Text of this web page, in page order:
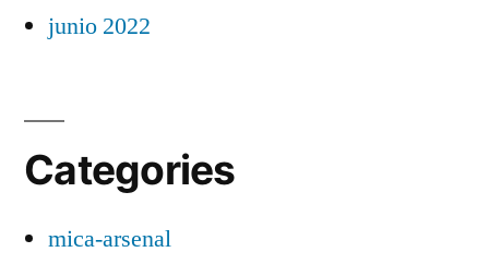
junio 2022
Categories
mica-arsenal